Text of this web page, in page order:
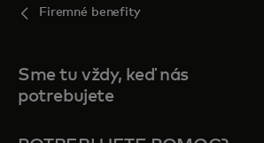
Firemné benefity
Sme tu vždy, keď nás
potrebujete